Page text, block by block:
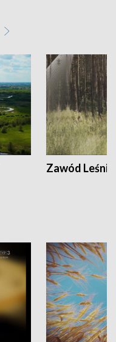
Zawód Leśnik